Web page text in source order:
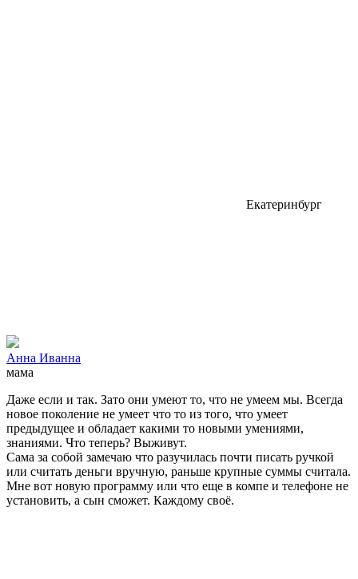
Екатеринбург
Анна Иванна
мама
Даже если и так. Зато они умеют то, что не умеем мы. Всегда
новое поколение не умеет что то из того, что умеет
предыдущее и обладает какими то новыми умениями,
знаниями. Что теперь? Выживут.
Сама за собой замечаю что разучилась почти писать ручкой
или считать деньги вручную, раньше крупные суммы считала.
Мне вот новую программу или что еще в компе и телефоне не
установить, а сын сможет. Каждому своё.